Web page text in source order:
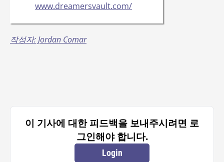
www.dreamersvault.com/
작성자: Jordan Comar
이 기사에 대한 피드백을 보내주시려면 로
그인해야 합니다.
Login